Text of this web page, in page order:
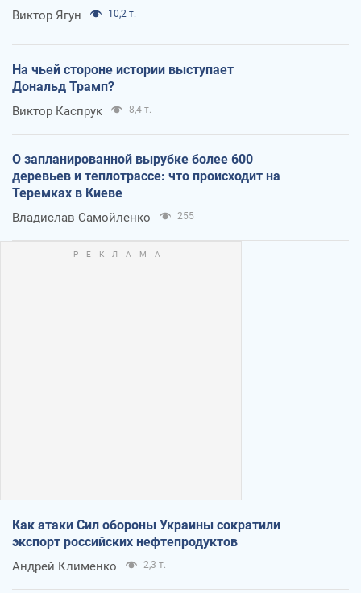
Виктор Ягун 10,2 т.
На чьей стороне истории выступает
Дональд Трамп?
Виктор Каспрук 8,4 т.
О запланированной вырубке более 600
деревьев и теплотрассе: что происходит на
Теремках в Киеве
Владислав Самойленко 255
Как атаки Сил обороны Украины сократили
экспорт российских нефтепродуктов
Андрей Клименко 2,3 т.